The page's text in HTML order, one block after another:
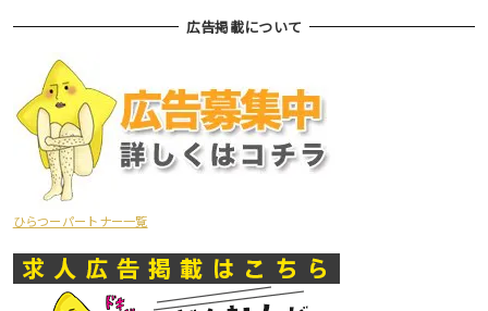
広告掲載について
ひらつーパートナー一覧